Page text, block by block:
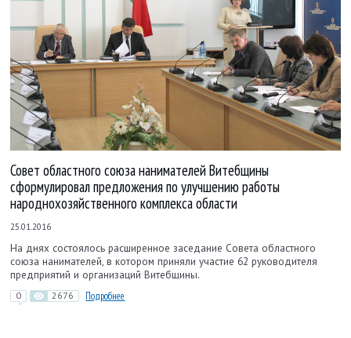
Совет областного союза нанимателей Витебщины
сформулировал предложения по улучшению работы
народнохозяйственного комплекса области
25.01.2016
На днях состоялось расширенное заседание Совета областного
союза нанимателей, в котором приняли участие 62 руководителя
предприятий и организаций Витебщины.
0 2676 Подробнее